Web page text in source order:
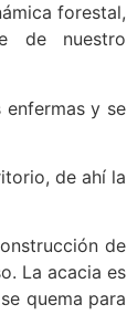
forestal,
de nuestro
enfermas y se
de ahí la
de
La acacia es
quema para